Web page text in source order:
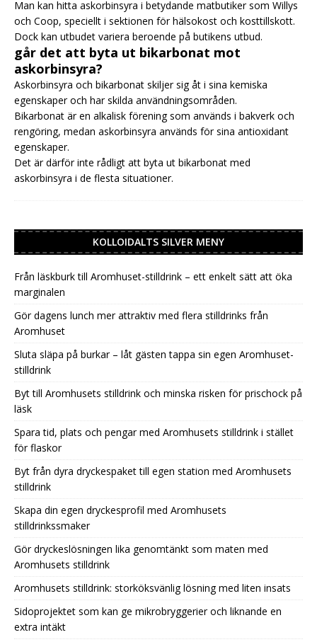
Man kan hitta askorbinsyra i betydande matbutiker som Willys
och Coop, speciellt i sektionen för hälsokost och kosttillskott.
Dock kan utbudet variera beroende på butikens utbud.
går det att byta ut bikarbonat mot
askorbinsyra?
Askorbinsyra och bikarbonat skiljer sig åt i sina kemiska
egenskaper och har skilda användningsområden.
Bikarbonat är en alkalisk förening som används i bakverk och
rengöring, medan askorbinsyra används för sina antioxidant
egenskaper.
Det är därför inte rådligt att byta ut bikarbonat med
askorbinsyra i de flesta situationer.
KOLLOIDALTS SILVER MENY
Från läskburk till Aromhuset-stilldrink – ett enkelt sätt att öka
marginalen
Gör dagens lunch mer attraktiv med flera stilldrinks från
Aromhuset
Sluta släpa på burkar – låt gästen tappa sin egen Aromhuset-
stilldrink
Byt till Aromhusets stilldrink och minska risken för prischock på
läsk
Spara tid, plats och pengar med Aromhusets stilldrink i stället
för flaskor
Byt från dyra dryckespaket till egen station med Aromhusets
stilldrink
Skapa din egen dryckesprofil med Aromhusets
stilldrinkssmaker
Gör dryckeslösningen lika genomtänkt som maten med
Aromhusets stilldrink
Aromhusets stilldrink: storköksvänlig lösning med liten insats
Sidoprojektet som kan ge mikrobryggerier och liknande en
extra intäkt